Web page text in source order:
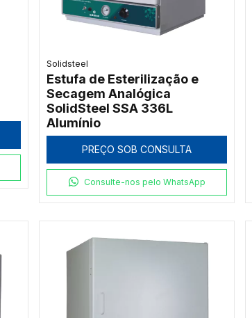
Solidsteel
Estufa de Esterilização e
Secagem Analógica
SolidSteel SSA 336L
Alumínio
PREÇO SOB CONSULTA
Consulte-nos pelo WhatsApp